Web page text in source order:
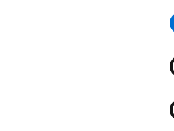
i Direcció d'Empreses i
Màrqueting, Vendes i